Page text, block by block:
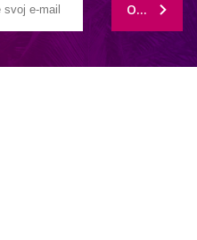
ODOBERAŤ